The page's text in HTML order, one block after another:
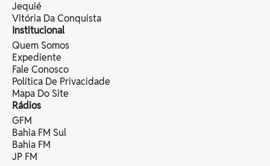
Jequié
Vitória Da Conquista
Institucional
Quem Somos
Expediente
Fale Conosco
Política De Privacidade
Mapa Do Site
Rádios
GFM
Bahia FM Sul
Bahia FM
JP FM